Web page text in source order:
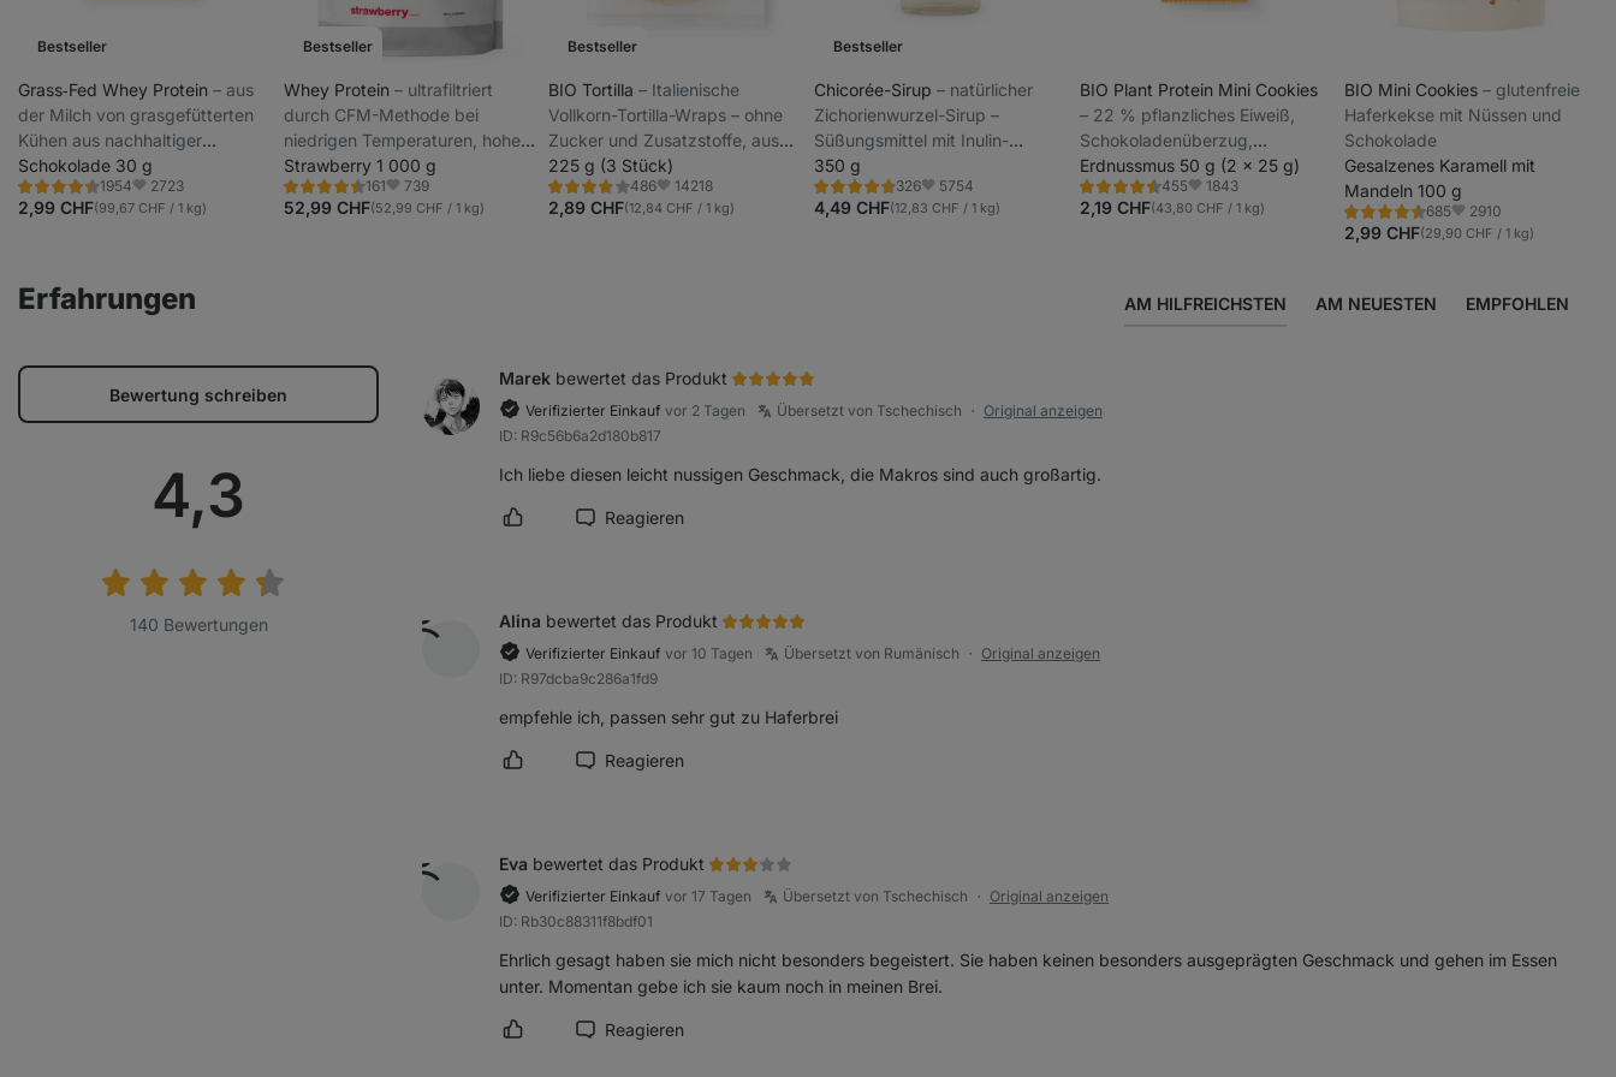
Bestseller
Grass‑Fed Whey Protein ⁠–⁠ aus
der Milch von grasgefütterten
Kühen aus nachhaltiger
Haltung, mit Stevia gesüßt,
ultrafiltriert bei niedrigen
Temperaturen
Schokolade 30 g
1954
Bewertung
4.4/5,
1954
Favoriten
2723
2,99 CHF(99,67 CHF / 1 kg)
Bestseller
Whey Protein ⁠–⁠ ultrafiltriert
durch CFM-Methode bei
niedrigen Temperaturen, hoher
Protein- und BCAA-Gehalt,
gesüßt mit Steviolglykosiden
Strawberry 1 000 g
161
Bewertung
4.5/5,
Favoriten
739
52,99 CHF(52,99 CHF / 1 kg)
Bestseller
BIO Tortilla⁠–⁠ Italienische
Vollkorn-Tortilla-Wraps – ohne
Zucker und Zusatzstoffe, aus
nur 6 natürlichen Zutaten
225 g (3 Stück)
486
Bewertung
3.8/5,
486
Favoriten
14218
2,89 CHF(12,84 CHF / 1 kg)
Bestseller
Chicorée-Sirup ⁠–⁠ natürlicher
Zichorienwurzel-Sirup –
Süßungsmittel mit Inulin-
Ballaststoffen und geringem
Zuckergehalt
350 g
326
Bewertung
4.6/5,
326
Favoriten
5754
4,49 CHF(12,83 CHF / 1 kg)
BIO Plant Protein Mini Cookies
⁠–⁠ 22 % pflanzliches Eiweiß,
Schokoladenüberzug,
superweiche Textur mit Füllung
Erdnussmus 50 g (2 x 25 g)
455
Bewertung
4.3/5,
455
Favoriten
1843
2,19 CHF(43,80 CHF / 1 kg)
BIO Mini Cookies⁠–⁠ glutenfreie
Haferkekse mit Nüssen und
Schokolade
Gesalzenes Karamell mit
Mandeln 100 g
685
Bewertung
4.5/5,
685
Favoriten
2910
2,99 CHF(29,90 CHF / 1 kg)
Erfahrungen AM HILFREICHSTEN AM NEUESTEN EMPFOHLEN
Bewertung schreiben
Durchschnittliche
Bewertung:
4,3
140 Bewertungen
Marek bewertet das Produkt
Verifizierter Einkauf vor 2 Tagen Übersetzt von Tschechisch ●
Original anzeigen
ID: R9c56b6a2d180b817
Ich liebe diesen leicht nussigen Geschmack, die Makros sind auch großartig.
Rezension als hilfreich markieren
Reagieren
Alina bewertet das Produkt
Verifizierter Einkauf vor 10 Tagen Übersetzt von Rumänisch ●
Original anzeigen
ID: R97dcba9c286a1fd9
empfehle ich, passen sehr gut zu Haferbrei
Rezension als hilfreich markieren
Reagieren
Eva bewertet das Produkt
Verifizierter Einkauf vor 17 Tagen Übersetzt von Tschechisch ●
Original anzeigen
ID: Rb30c88311f8bdf01
Ehrlich gesagt haben sie mich nicht besonders begeistert. Sie haben keinen besonders ausgeprägten Geschmack und gehen im Essen
unter. Momentan gebe ich sie kaum noch in meinen Brei.
Rezension als hilfreich markieren
Reagieren